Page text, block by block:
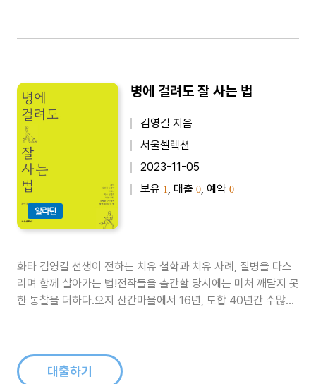
알라딘
병에 걸려도 잘 사는 법
김영길 지음
서울셀렉션
2023-11-05
보유 1 , 대출 0 , 예약 0
화타 김영길 선생이 전하는 치유 철학과 치유 사례, 질병을 다스
리며 함께 살아가는 법!전작들을 출간할 당시에는 미처 깨닫지 못
한 통찰을 더하다.오지 산간마을에서 16년, 도합 40년간 수많은
책이 ..
대출하기